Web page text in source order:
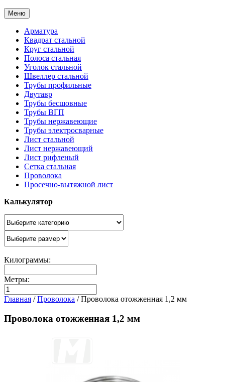
Меню
Арматура
Квадрат стальной
Круг стальной
Полоса стальная
Уголок стальной
Швеллер стальной
Трубы профильные
Двутавр
Трубы бесшовные
Трубы ВГП
Трубы нержавеющие
Трубы электросварные
Лист стальной
Лист нержавеющий
Лист рифленый
Сетка стальная
Проволока
Просечно-вытяжной лист
Калькулятор
Килограммы:
Метры:
Главная /Проволока /Проволока отожженная 1,2 мм
Проволока отожженная 1,2 мм